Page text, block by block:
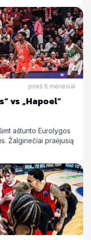
prieš 6 mėnesiai
vs „Hapoel“
aštunto Eurolygos
Žalgiriečiai praėjusią